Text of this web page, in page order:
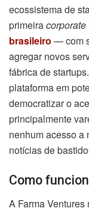
ecossistema de
primeira
brasileiro — com
agregar novos
fábrica de
plataforma em
democratizar o
principalmente
nenhum acesso a
notícias de
Como
A Farma Ventures